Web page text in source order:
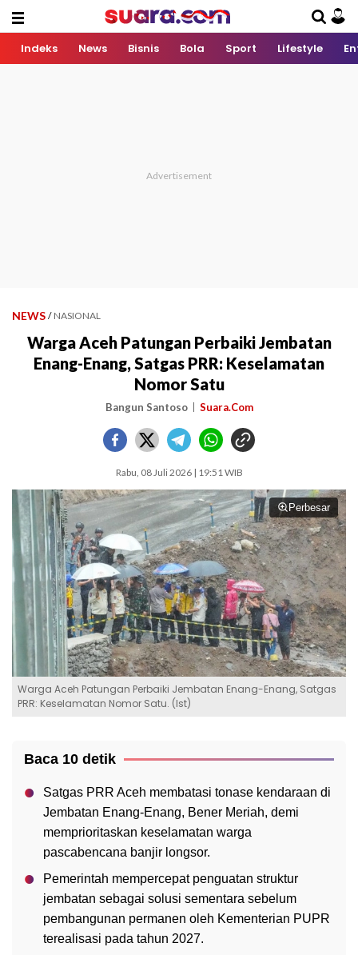
Indeks News Bisnis Bola Sport Lifestyle
NEWS / NASIONAL
Warga Aceh Patungan Perbaiki Jembatan
Enang-Enang, Satgas PRR: Keselamatan
Nomor Satu
Bangun Santoso Suara.Com
Rabu, 08 Juli 2026 | 19:51 WIB
Perbesar
Warga Aceh Patungan Perbaiki Jembatan Enang-Enang, Satgas
PRR: Keselamatan Nomor Satu. (Ist)
Baca 10 detik
Satgas PRR Aceh membatasi tonase kendaraan di
Jembatan Enang-Enang, Bener Meriah, demi
memprioritaskan keselamatan warga
pascabencana banjir longsor.
Pemerintah mempercepat penguatan struktur
jembatan sebagai solusi sementara sebelum
pembangunan permanen oleh Kementerian PUPR
terealisasi pada tahun 2027.